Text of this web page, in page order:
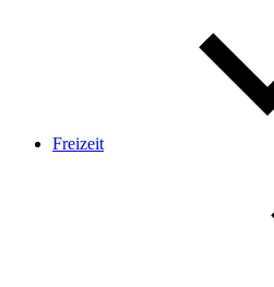
Freizeit